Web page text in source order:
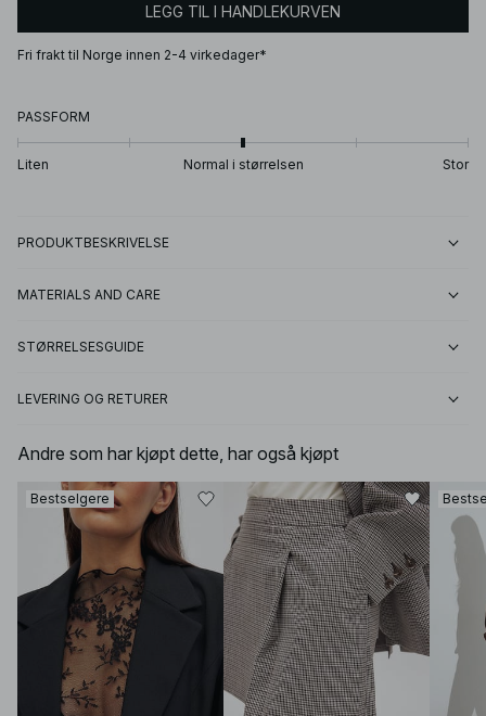
LEGG TIL I HANDLEKURVEN
Fri frakt til Norge innen 2-4 virkedager*
PASSFORM
Liten Normal i størrelsen Stor
PRODUKTBESKRIVELSE
MATERIALS AND CARE
STØRRELSESGUIDE
LEVERING OG RETURER
Andre som har kjøpt dette, har også kjøpt
Bestselgere